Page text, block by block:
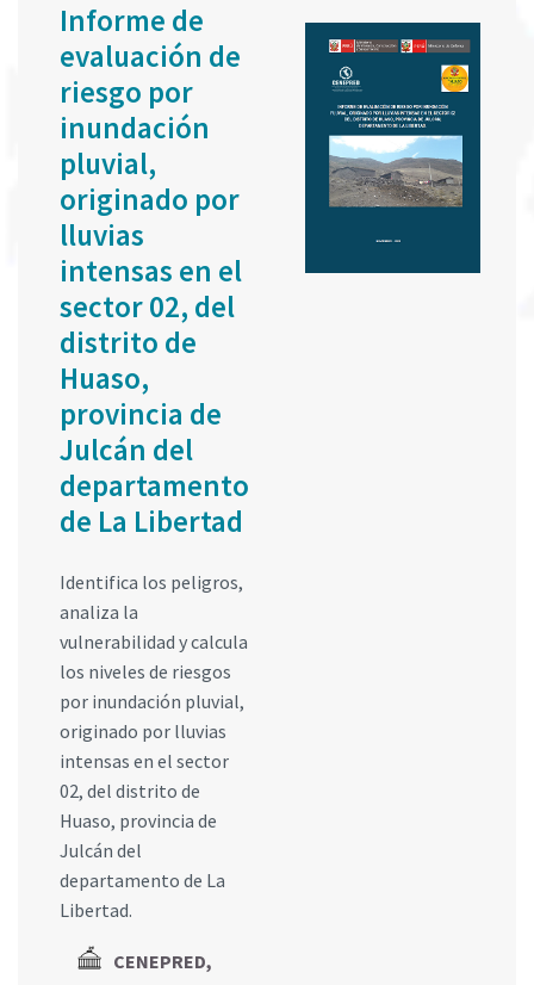
Informe de
evaluación de
riesgo por
inundación
pluvial,
originado por
lluvias
intensas en el
sector 02, del
distrito de
Huaso,
provincia de
Julcán del
departamento
de La Libertad
Identifica los peligros,
analiza la
vulnerabilidad y calcula
los niveles de riesgos
por inundación pluvial,
originado por lluvias
intensas en el sector
02, del distrito de
Huaso, provincia de
Julcán del
departamento de La
Libertad.
CENEPRED,